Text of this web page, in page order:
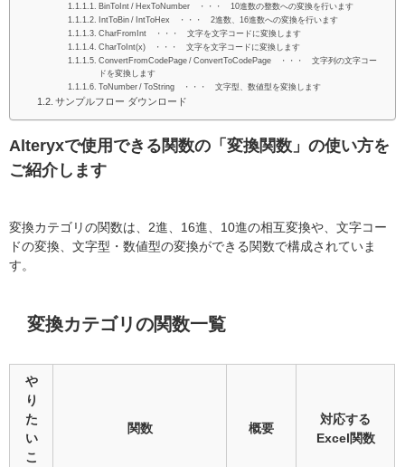
BinToInt / HexToNumber ・・・ 10進数の整数への変換を行います
IntToBin / IntToHex ・・・ 2進数、16進数への変換を行います
CharFromInt ・・・ 文字を文字コードに変換します
CharToInt(x) ・・・ 文字を文字コードに変換します
ConvertFromCodePage / ConvertToCodePage ・・・ 文字列の文字コー
ドを変換します
ToNumber / ToString ・・・ 文字型、数値型を変換します
サンプルフロー ダウンロード
Alteryxで使用できる関数の「変換関数」の使い方を
ご紹介します
変換カテゴリの関数は、2進、16進、10進の相互変換や、文字コー
ドの変換、文字型・数値型の変換ができる関数で構成されていま
す。
変換カテゴリの関数一覧
や
り
た
い
こ
関数 概要
対応する
Excel関数